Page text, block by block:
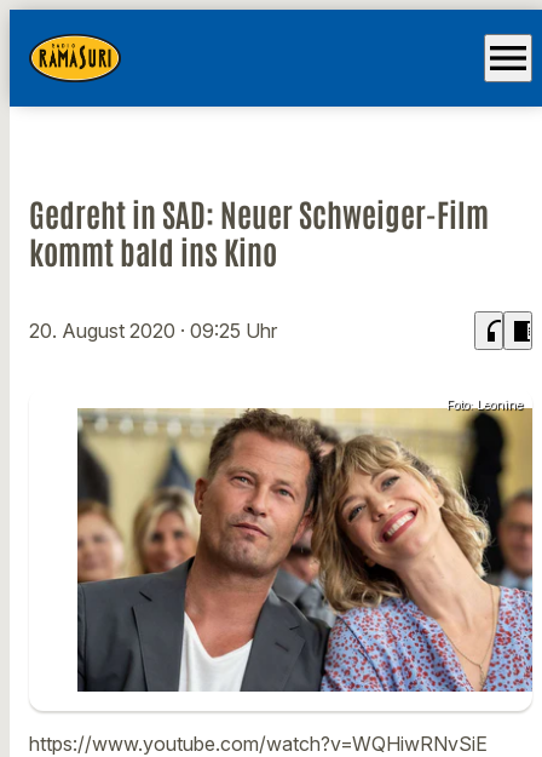
menu
Gedreht in SAD: Neuer Schweiger-Film
kommt bald ins Kino
20. August 2020 · 09:25 Uhr headphones chrome_reader_mode
Foto: Leonine
https://www.youtube.com/watch?v=WQHiwRNvSiE